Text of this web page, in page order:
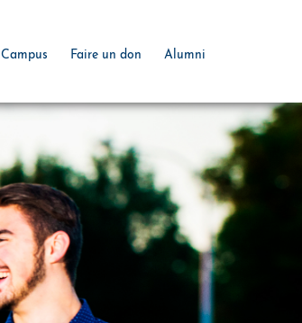
Campus Faire un don Alumni